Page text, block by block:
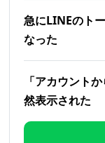
急にLINEのト
なった
「アカウント
然表示された